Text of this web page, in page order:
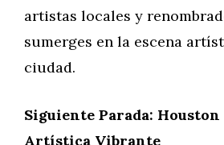
artistas locales y
sumerges en la escena
ciudad.
Siguiente Parada: Houston
Artística Vibrante